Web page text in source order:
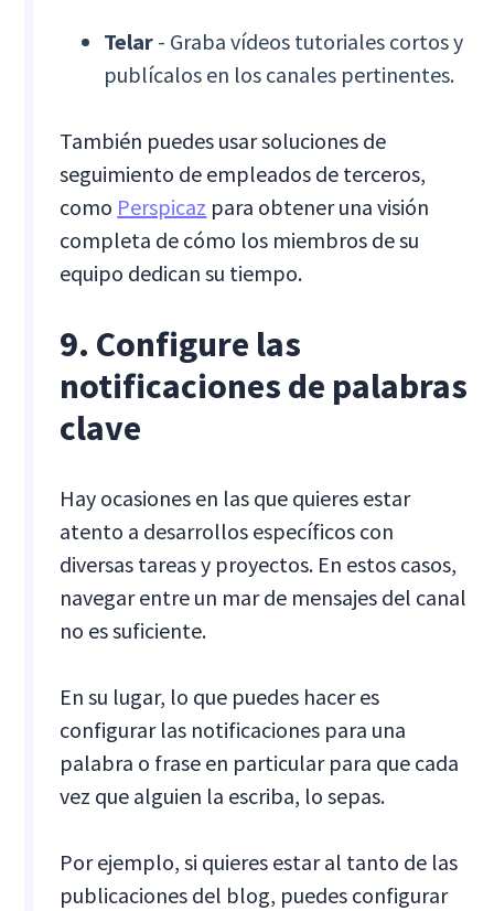
Telar - Graba vídeos tutoriales cortos y
publícalos en los canales pertinentes.
También puedes usar soluciones de
seguimiento de empleados de terceros,
como Perspicaz para obtener una visión
completa de cómo los miembros de su
equipo dedican su tiempo.
9. Configure las
notificaciones de palabras
clave
Hay ocasiones en las que quieres estar
atento a desarrollos específicos con
diversas tareas y proyectos. En estos casos,
navegar entre un mar de mensajes del canal
no es suficiente.
En su lugar, lo que puedes hacer es
configurar las notificaciones para una
palabra o frase en particular para que cada
vez que alguien la escriba, lo sepas.
Por ejemplo, si quieres estar al tanto de las
publicaciones del blog, puedes configurar